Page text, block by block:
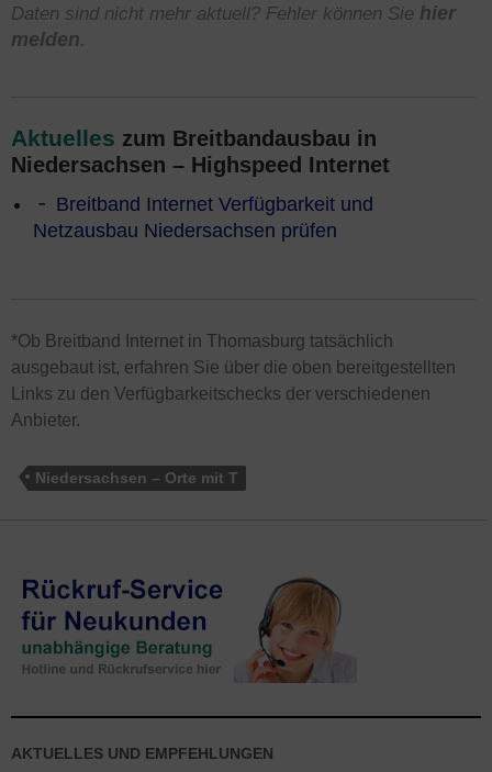
Daten sind nicht mehr aktuell? Fehler können Sie hier
melden.
Aktuelles zum Breitbandausbau in
Niedersachsen – Highspeed Internet
Breitband Internet Verfügbarkeit und
Netzausbau Niedersachsen prüfen
*Ob Breitband Internet in Thomasburg tatsächlich
ausgebaut ist, erfahren Sie über die oben bereitgestellten
Links zu den Verfügbarkeitschecks der verschiedenen
Anbieter.
Niedersachsen – Orte mit T
AKTUELLES UND EMPFEHLUNGEN